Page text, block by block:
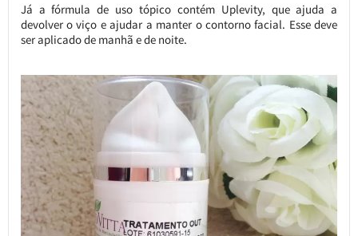
Já a fórmula de uso tópico contém Uplevity, que ajuda a
devolver o viço e ajudar a manter o contorno facial. Esse deve
ser aplicado de manhã e de noite.